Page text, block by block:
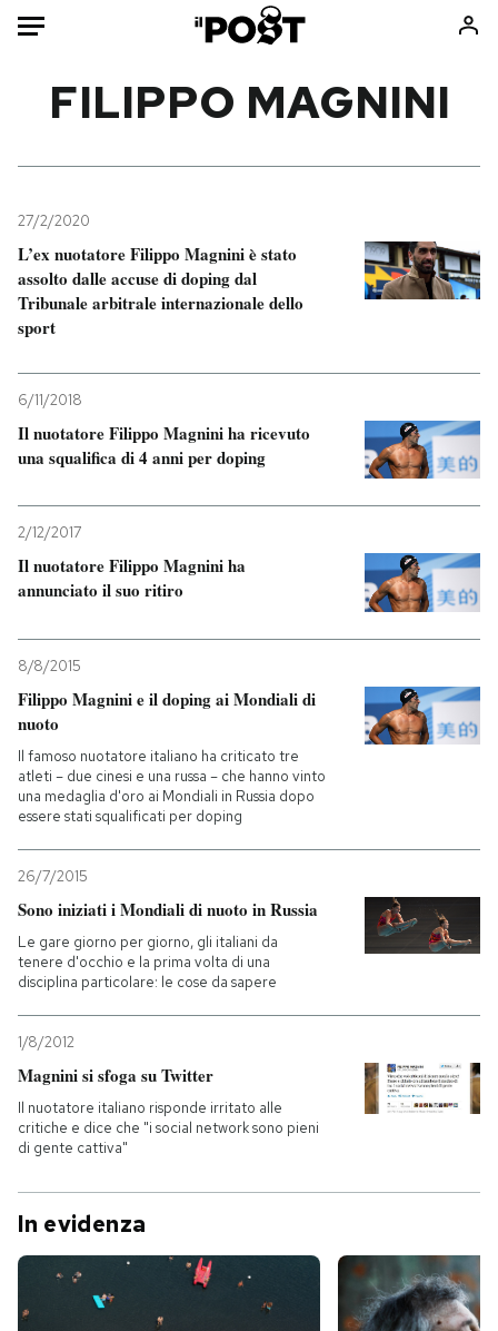
Mondo
Politica
Tecnologia
Internet
Cultura
Economia
Sport
Consumismi
Ok Boomer!
Europa
Mondiali calcio 2026
PODCAST
I MIEI PREFERITI
SHOP
AREA PERSONALE
Entra
FILIPPO MAGNINI
27/2/2020
L’ex nuotatore Filippo Magnini è stato
assolto dalle accuse di doping dal
Tribunale arbitrale internazionale dello
sport
6/11/2018
Il nuotatore Filippo Magnini ha ricevuto
una squalifica di 4 anni per doping
2/12/2017
Il nuotatore Filippo Magnini ha
annunciato il suo ritiro
8/8/2015
Filippo Magnini e il doping ai Mondiali di
nuoto
Il famoso nuotatore italiano ha criticato tre
atleti – due cinesi e una russa – che hanno vinto
una medaglia d'oro ai Mondiali in Russia dopo
essere stati squalificati per doping
26/7/2015
Sono iniziati i Mondiali di nuoto in Russia
Le gare giorno per giorno, gli italiani da
tenere d'occhio e la prima volta di una
disciplina particolare: le cose da sapere
1/8/2012
Magnini si sfoga su Twitter
Il nuotatore italiano risponde irritato alle
critiche e dice che "i social network sono pieni
di gente cattiva"
In evidenza